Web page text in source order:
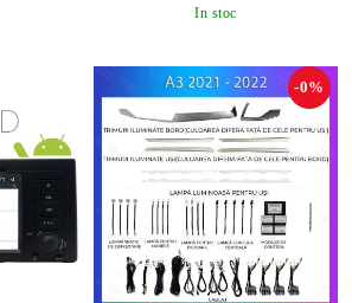
In stoc
-0%